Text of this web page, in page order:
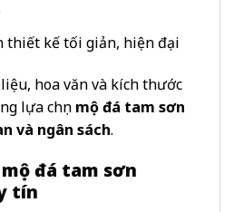
thiết kế tối giản, hiện đại
hoa văn và kích thước
lựa chọn mộ đá tam sơn
và ngân sách.
đá tam sơn
tín